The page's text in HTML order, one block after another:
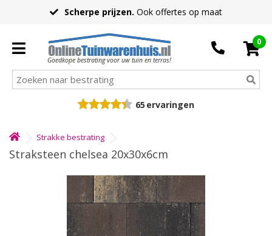
Scherpe prijzen. Ook offertes op maat
Goedkope bestrating voor uw tuin en terras!
0
65 ervaringen
Strakke bestrating
Straksteen chelsea 20x30x6cm